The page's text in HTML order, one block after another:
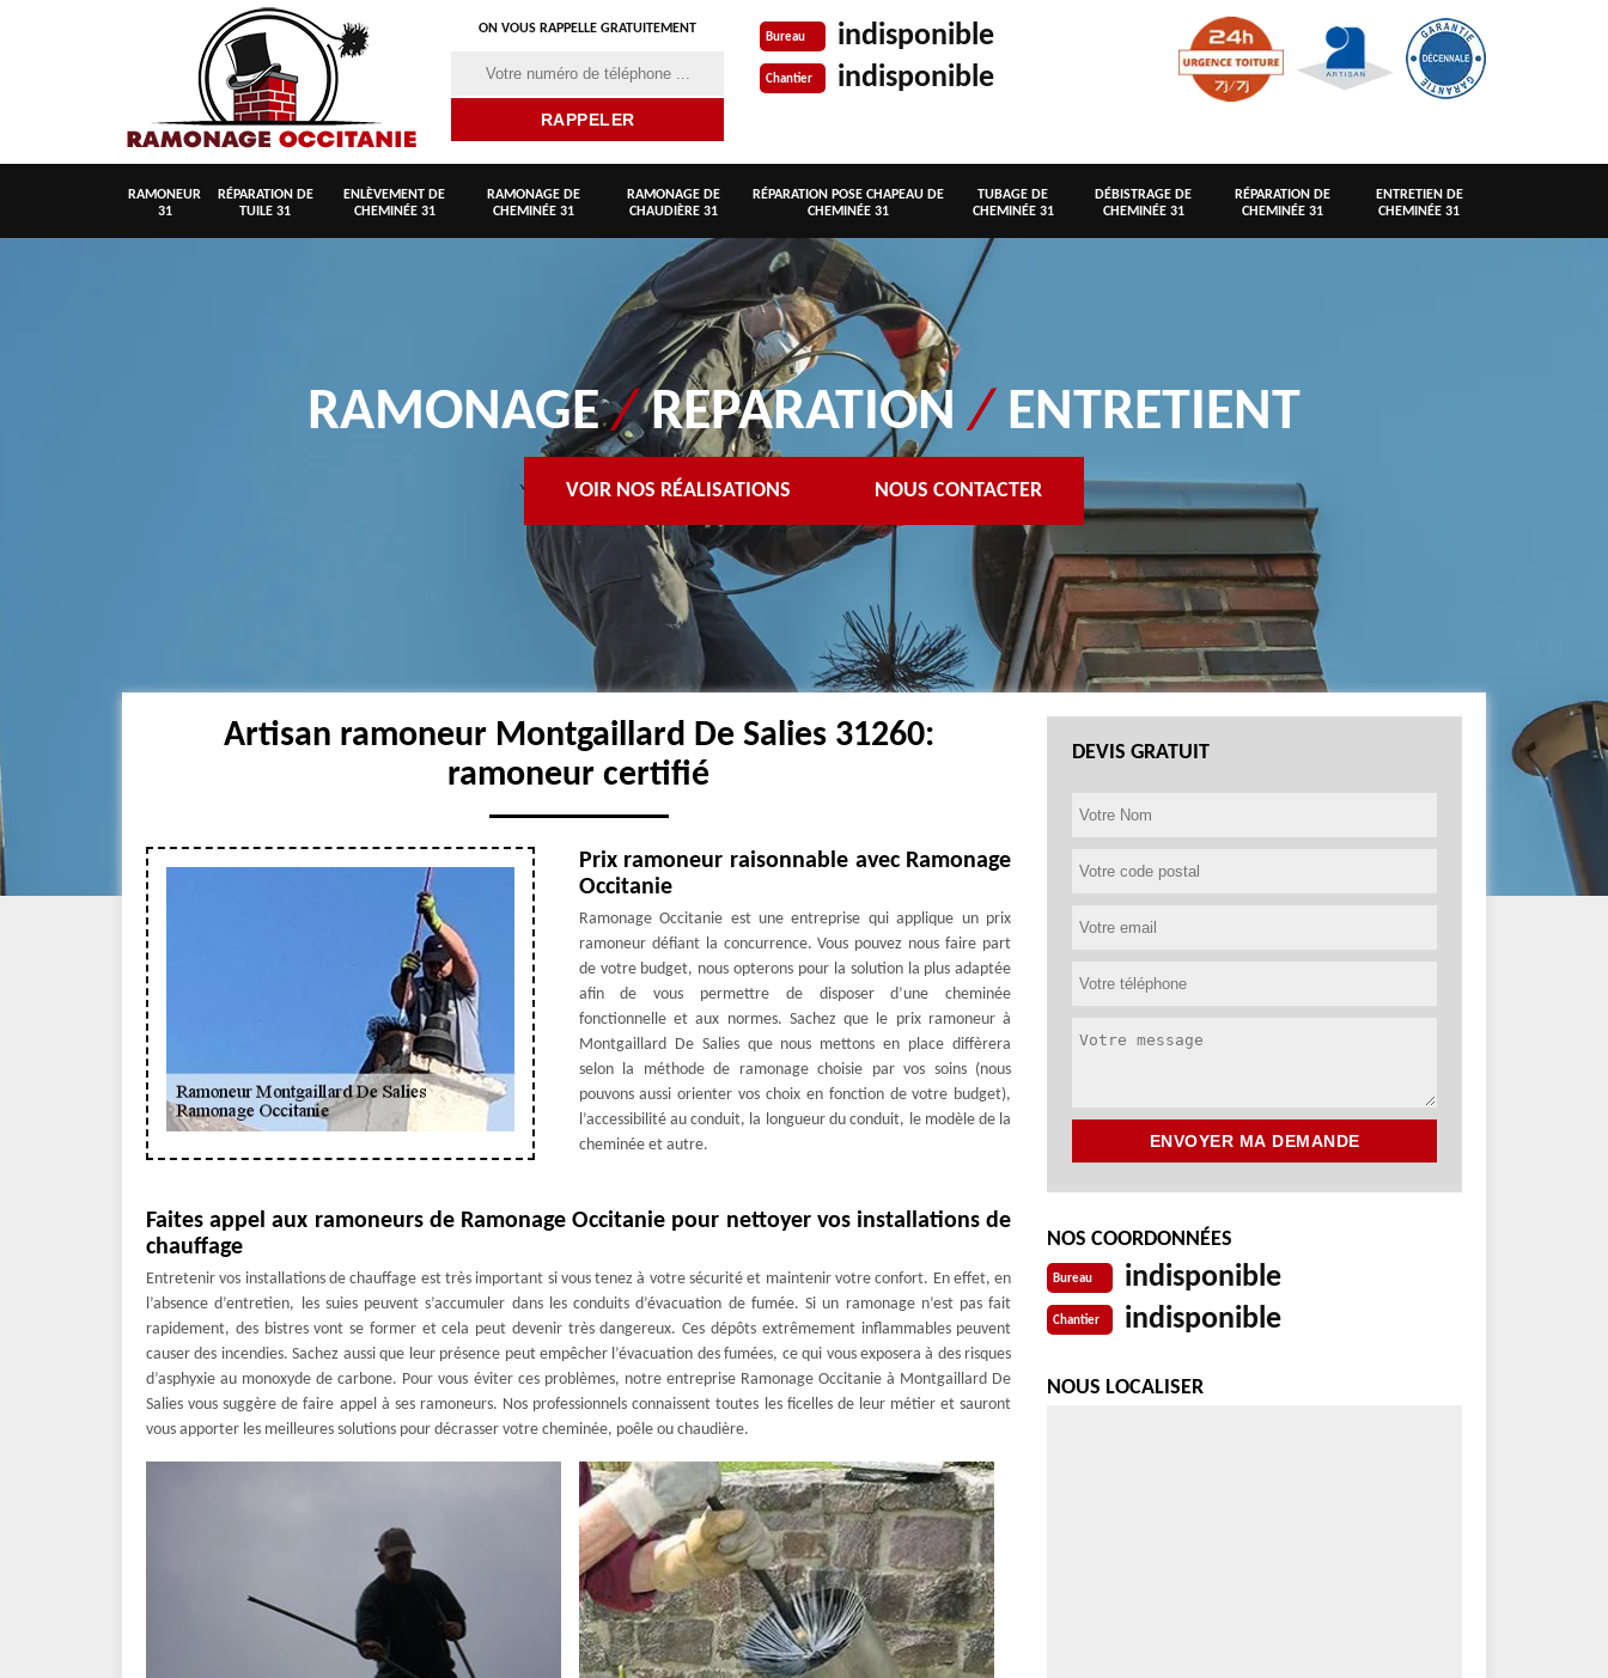
ON VOUS RAPPELLE GRATUITEMENT
Bureau indisponible
Chantier indisponible
RAMONEUR
31
RÉPARATION DE
TUILE 31
ENLÈVEMENT DE
CHEMINÉE 31
RAMONAGE DE
CHEMINÉE 31
RAMONAGE DE
CHAUDIÈRE 31
RÉPARATION POSE CHAPEAU DE
CHEMINÉE 31
TUBAGE DE
CHEMINÉE 31
DÉBISTRAGE DE
CHEMINÉE 31
RÉPARATION DE
CHEMINÉE 31
ENTRETIEN DE
CHEMINÉE 31
RAMONAGE/REPARATION/ ENTRETIENT
VOIR NOS RÉALISATIONS NOUS CONTACTER
Artisan ramoneur Montgaillard De Salies 31260:
ramoneur certifié
Prix ramoneur raisonnable avec Ramonage
Occitanie
Ramonage Occitanie est une entreprise qui applique un prix
ramoneur défiant la concurrence. Vous pouvez nous faire part
de votre budget, nous opterons pour la solution la plus adaptée
afin de vous permettre de disposer d’une cheminée
fonctionnelle et aux normes. Sachez que le prix ramoneur à
Montgaillard De Salies que nous mettons en place diffèrera
selon la méthode de ramonage choisie par vos soins (nous
pouvons aussi orienter vos choix en fonction de votre budget),
l’accessibilité au conduit, la longueur du conduit, le modèle de la
cheminée et autre.
Faites appel aux ramoneurs de Ramonage Occitanie pour nettoyer vos installations de
chauffage
Entretenir vos installations de chauffage est très important si vous tenez à votre sécurité et maintenir votre confort. En effet, en
l’absence d’entretien, les suies peuvent s’accumuler dans les conduits d’évacuation de fumée. Si un ramonage n’est pas fait
rapidement, des bistres vont se former et cela peut devenir très dangereux. Ces dépôts extrêmement inflammables peuvent
causer des incendies. Sachez aussi que leur présence peut empêcher l’évacuation des fumées, ce qui vous exposera à des risques
d’asphyxie au monoxyde de carbone. Pour vous éviter ces problèmes, notre entreprise Ramonage Occitanie à Montgaillard De
Salies vous suggère de faire appel à ses ramoneurs. Nos professionnels connaissent toutes les ficelles de leur métier et sauront
vous apporter les meilleures solutions pour décrasser votre cheminée, poêle ou chaudière.
DEVIS GRATUIT
NOS COORDONNÉES
Bureau indisponible
Chantier indisponible
NOUS LOCALISER